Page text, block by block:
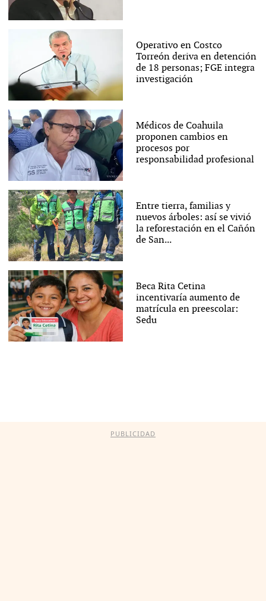
Operativo en Costco
Torreón deriva en detención
de 18 personas; FGE integra
investigación
Médicos de Coahuila
proponen cambios en
procesos por
responsabilidad profesional
Entre tierra, familias y
nuevos árboles: así se vivió
la reforestación en el Cañón
de San...
Beca Rita Cetina
incentivaría aumento de
matrícula en preescolar:
Sedu
PUBLICIDAD